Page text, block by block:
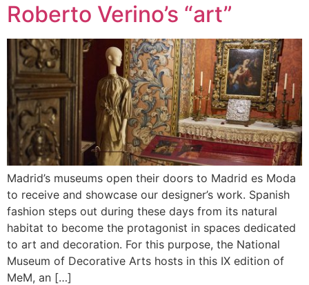
Roberto Verino’s “art”
Madrid’s museums open their doors to Madrid es Moda
to receive and showcase our designer’s work. Spanish
fashion steps out during these days from its natural
habitat to become the protagonist in spaces dedicated
to art and decoration. For this purpose, the National
Museum of Decorative Arts hosts in this IX edition of
MeM, an […]